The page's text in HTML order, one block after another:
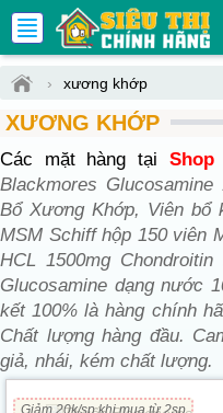
› xương khớp
XƯƠNG KHỚP
Các mặt hàng tại
Blackmores
Bổ Xương Khớp, Viên bổ
MSM Schiff hộp 150 viên
HCL 1500mg
Glucosamine dạng nước
kết 100% là hàng chính
Chất lượng hàng đầu.
giả, nhái, kém chất lượng.